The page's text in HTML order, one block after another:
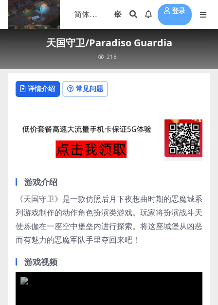
登录
天国守卫/Paradiso Guardia
218
详情介绍 常见问题
游戏介绍
《天国守卫》是一款仿照后月下夜想曲时期的恶魔城系
列游戏制作的动作角色扮演类游戏。玩家将扮演战斗天
使炼伽在一座空中堡垒内进行探索。将这座城堡从凶恶
而有魅力的恶魔军队手里夺回来吧！
游戏视频